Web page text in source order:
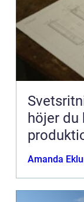
höjer du
Amanda